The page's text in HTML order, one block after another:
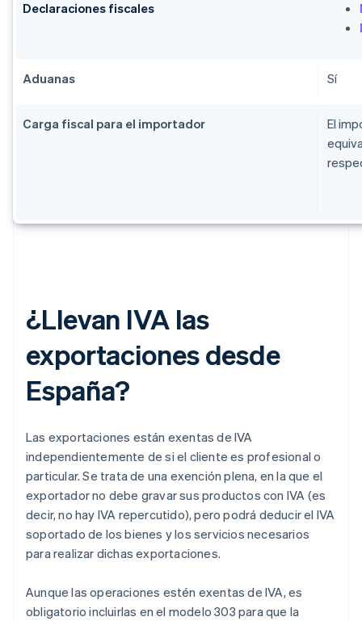
Declaraciones fiscales
Aduanas Sí
Carga fiscal para el importador
El
¿Llevan IVA las
exportaciones desde
España?
Las exportaciones están exentas de IVA
independientemente de si el cliente es profesional o
particular. Se trata de una exención plena, en la que el
exportador no debe gravar sus productos con IVA (es
decir, no hay IVA repercutido), pero podrá deducir el IVA
soportado de los bienes y los servicios necesarios
para realizar dichas exportaciones.
Aunque las operaciones estén exentas de IVA, es
obligatorio incluirlas en el modelo 303 para que la